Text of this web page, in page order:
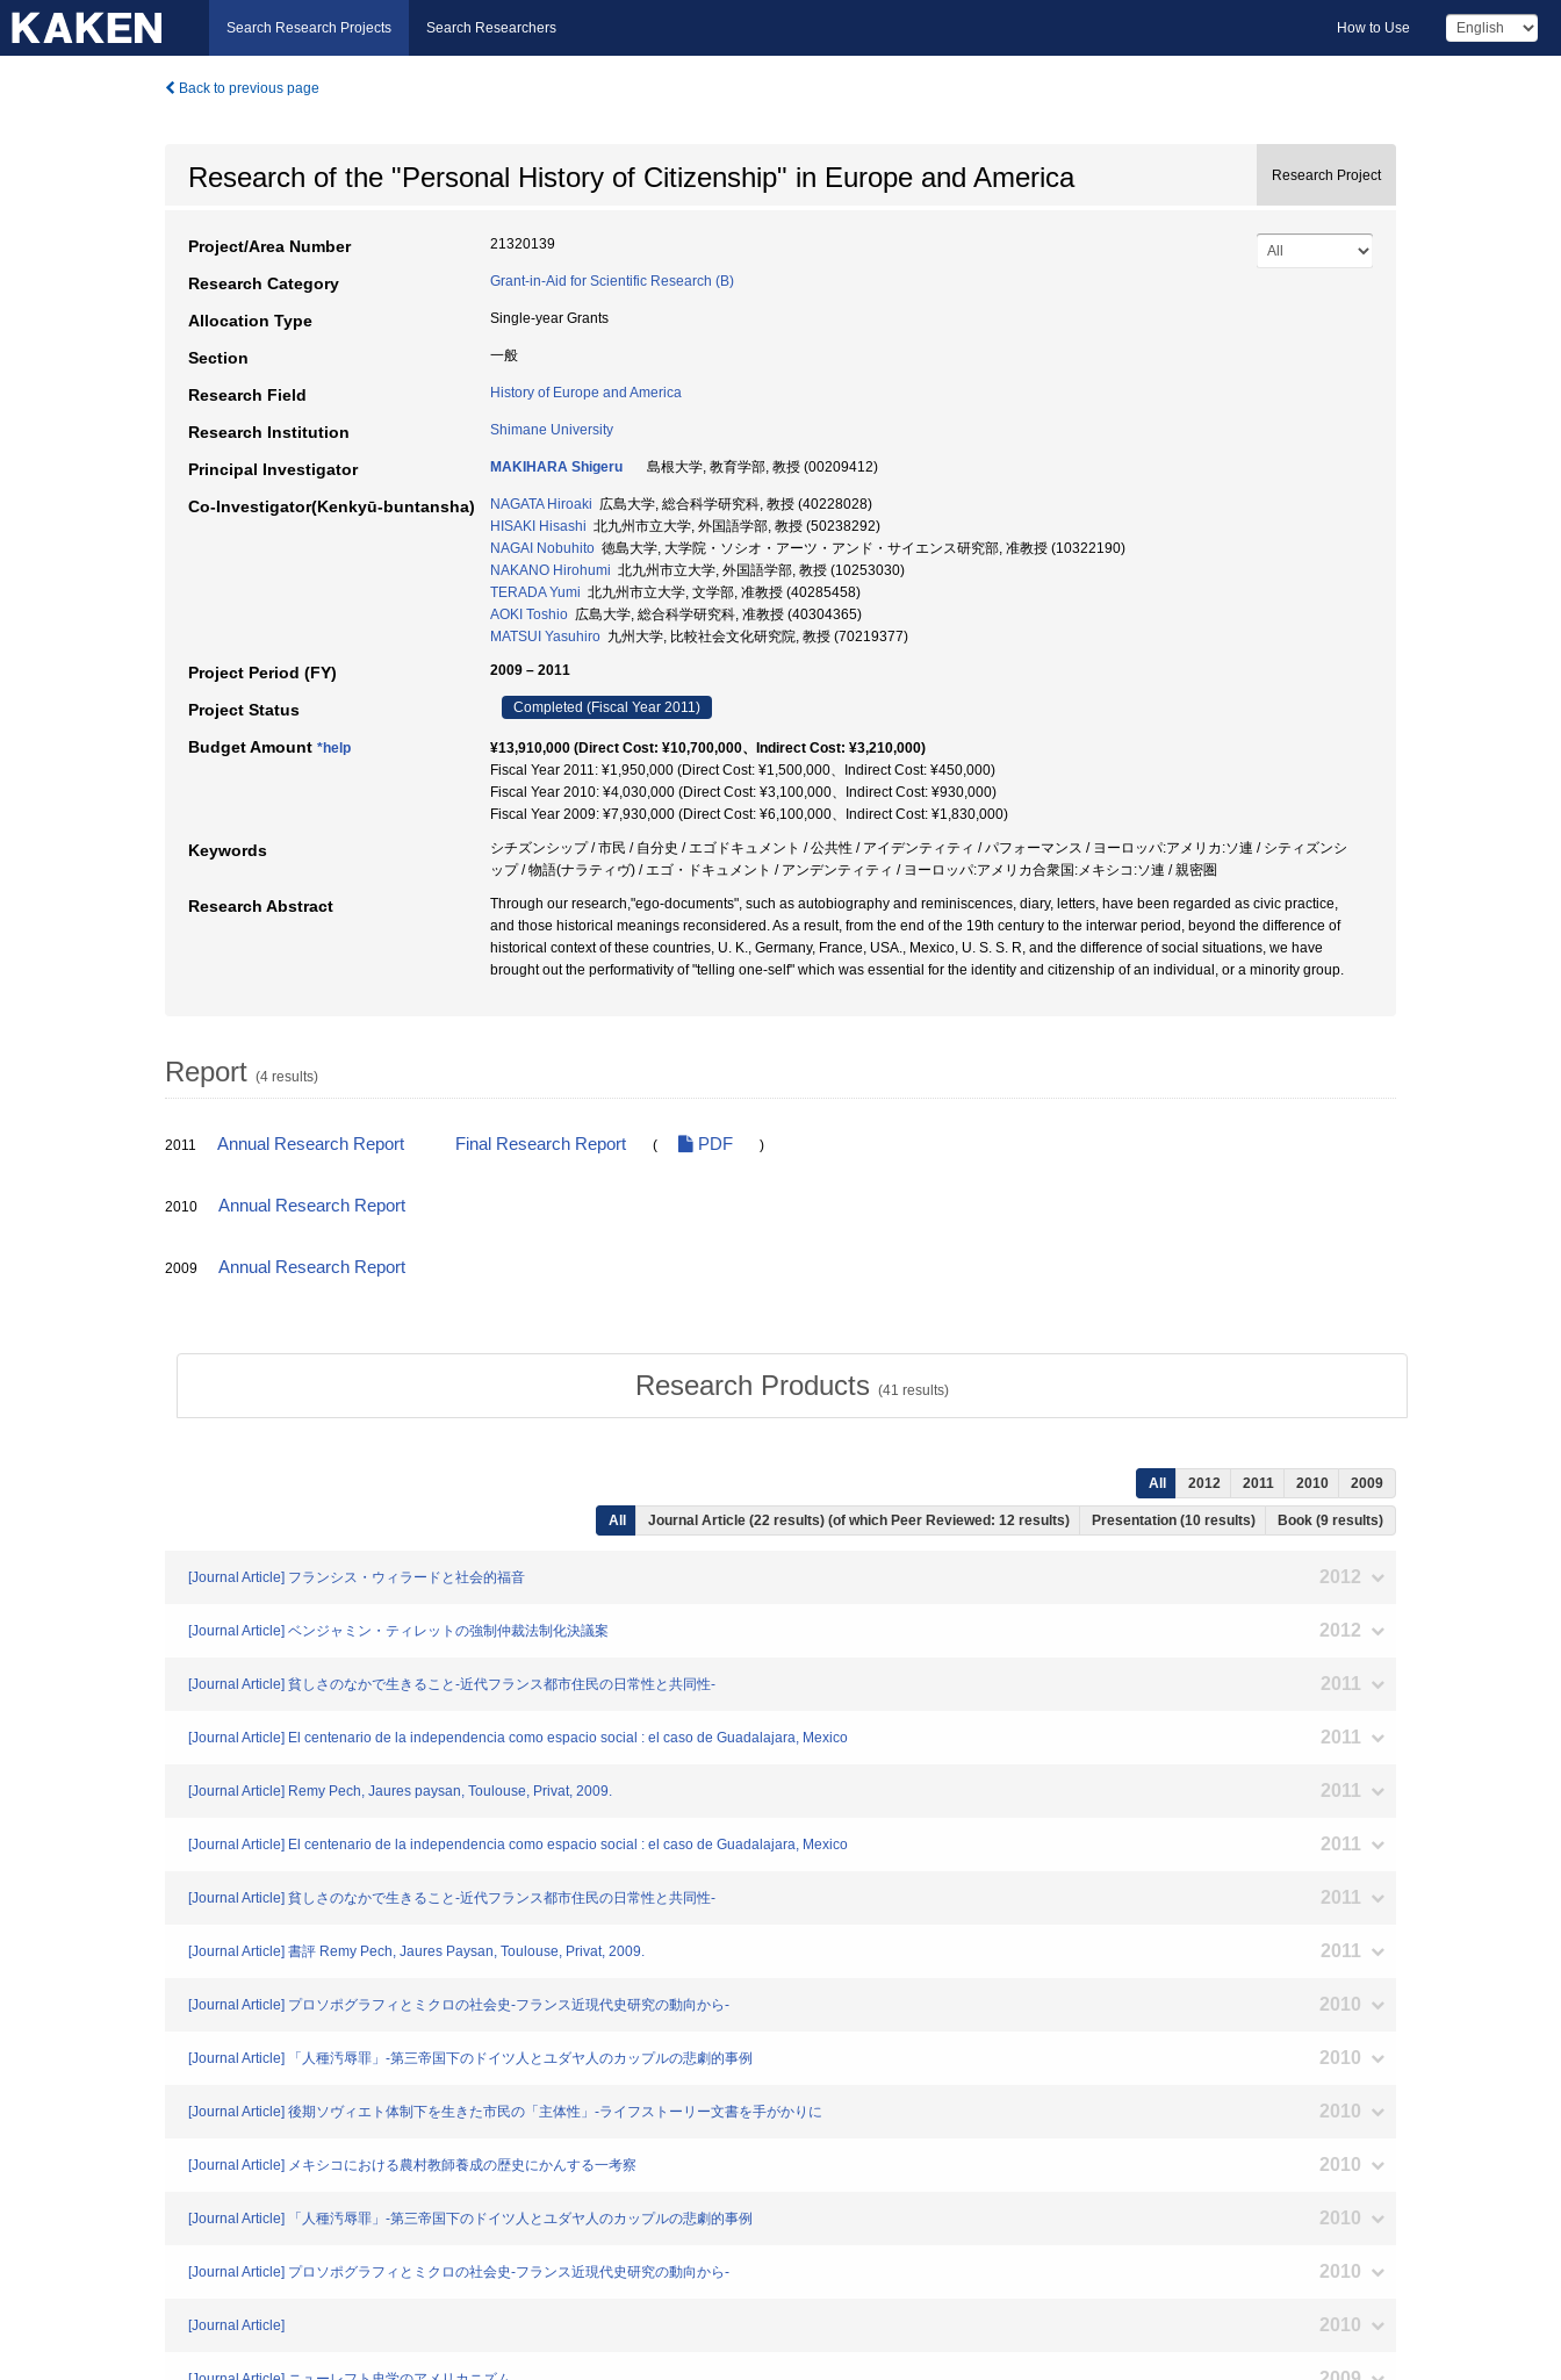
Search Research Projects Search Researchers How to Use
Back to previous page
Research of the "Personal History of Citizenship" in Europe and America Research Project
Project/Area Number 21320139
Research Category Grant-in-Aid for Scientific Research (B)
Allocation Type Single-year Grants
Section 一般
Research Field History of Europe and America
Research Institution Shimane University
Principal Investigator MAKIHARA Shigeru 島根大学, 教育学部, 教授 (00209412)
Co-Investigator(Kenkyū-buntansha) NAGATA Hiroaki 広島大学, 総合科学研究科, 教授 (40228028)
HISAKI Hisashi 北九州市立大学, 外国語学部, 教授 (50238292)
NAGAI Nobuhito 徳島大学, 大学院・ソシオ・アーツ・アンド・サイエンス研究部, 准教授 (10322190)
NAKANO Hirohumi 北九州市立大学, 外国語学部, 教授 (10253030)
TERADA Yumi 北九州市立大学, 文学部, 准教授 (40285458)
AOKI Toshio 広島大学, 総合科学研究科, 准教授 (40304365)
MATSUI Yasuhiro 九州大学, 比較社会文化研究院, 教授 (70219377)
Project Period (FY) 2009 – 2011
Project Status Completed (Fiscal Year 2011)
Budget Amount *help
¥13,910,000 (Direct Cost: ¥10,700,000、Indirect Cost: ¥3,210,000)
Fiscal Year 2011: ¥1,950,000 (Direct Cost: ¥1,500,000、Indirect Cost: ¥450,000)
Fiscal Year 2010: ¥4,030,000 (Direct Cost: ¥3,100,000、Indirect Cost: ¥930,000)
Fiscal Year 2009: ¥7,930,000 (Direct Cost: ¥6,100,000、Indirect Cost: ¥1,830,000)
Keywords
シチズンシップ / 市民 / 自分史 / エゴドキュメント / 公共性 / アイデンティティ / パフォーマンス / ヨーロッパ:アメリカ:ソ連 / シティズンシ
ップ / 物語(ナラティヴ) / エゴ・ドキュメント / アンデンティティ / ヨーロッパ:アメリカ合衆国:メキシコ:ソ連 / 親密圏
Research Abstract
Through our research,"ego-documents", such as autobiography and reminiscences, diary, letters, have been regarded as civic practice,
and those historical meanings reconsidered. As a result, from the end of the 19th century to the interwar period, beyond the difference of
historical context of these countries, U. K., Germany, France, USA., Mexico, U. S. S. R, and the difference of social situations, we have
brought out the performativity of "telling one-self" which was essential for the identity and citizenship of an individual, or a minority group.
Report (4 results)
2011 Annual Research Report Final Research Report ( PDF )
2010 Annual Research Report
2009 Annual Research Report
Research Products (41 results)
All 2012 2011 2010 2009
All Journal Article (22 results) (of which Peer Reviewed: 12 results) Presentation (10 results) Book (9 results)
[Journal Article] フランシス・ウィラードと社会的福音 2012
[Journal Article] ベンジャミン・ティレットの強制仲裁法制化決議案 2012
[Journal Article] 貧しさのなかで生きること-近代フランス都市住民の日常性と共同性- 2011
[Journal Article] El centenario de la independencia como espacio social : el caso de Guadalajara, Mexico 2011
[Journal Article] Remy Pech, Jaures paysan, Toulouse, Privat, 2009. 2011
[Journal Article] El centenario de la independencia como espacio social : el caso de Guadalajara, Mexico 2011
[Journal Article] 貧しさのなかで生きること-近代フランス都市住民の日常性と共同性- 2011
[Journal Article] 書評 Remy Pech, Jaures Paysan, Toulouse, Privat, 2009. 2011
[Journal Article] プロソポグラフィとミクロの社会史-フランス近現代史研究の動向から- 2010
[Journal Article] 「人種汚辱罪」-第三帝国下のドイツ人とユダヤ人のカップルの悲劇的事例 2010
[Journal Article] 後期ソヴィエト体制下を生きた市民の「主体性」-ライフストーリー文書を手がかりに 2010
[Journal Article] メキシコにおける農村教師養成の歴史にかんする一考察 2010
[Journal Article] 「人種汚辱罪」-第三帝国下のドイツ人とユダヤ人のカップルの悲劇的事例 2010
[Journal Article] プロソポグラフィとミクロの社会史-フランス近現代史研究の動向から- 2010
[Journal Article] 2010